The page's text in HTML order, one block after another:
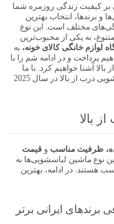
کیفیت زندگی روزمره شما
بالای مدل‌ها و برندها، انتخاب بهترین
مختلف است. این نوع
به یکی از محبوب‌ترین
خانگی کالای خونه،به
پرداخت و در ادامه شم را با
آشنا خواهیم کرد.با ما
همراه باشید تا بهترین گزینه‌ها را برای خرید ماشین لباسشویی درب از بالا در سال 2025
بالا
ظرفیت مناسبو قیمت
نوع ماشین لباسشویی‌ها به
هستند. در ادامه، بهترین
ایرانی برتر